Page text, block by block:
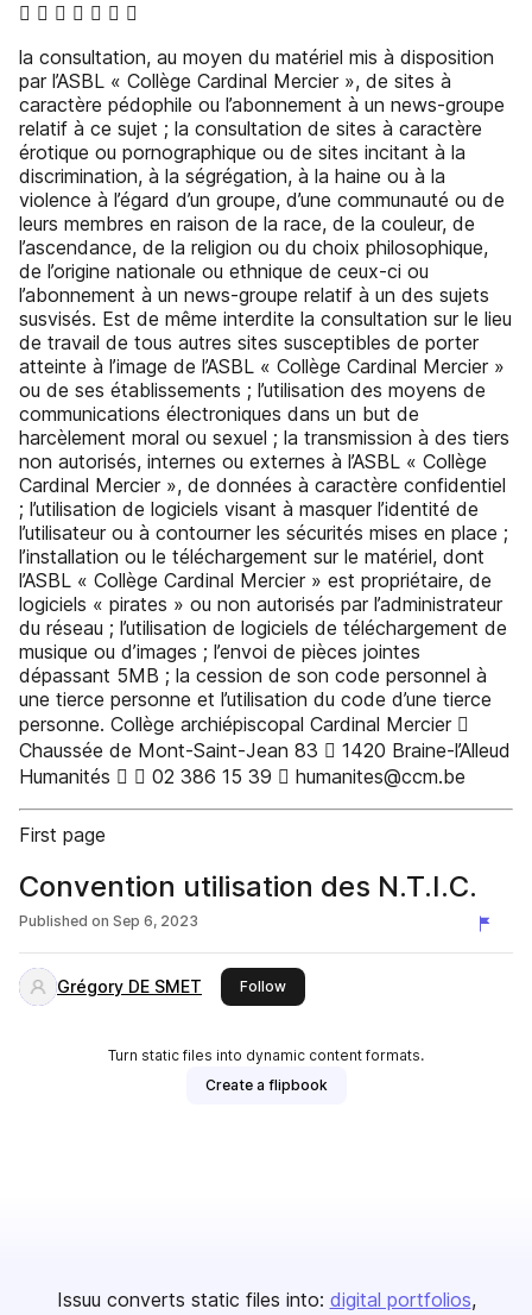
      
la consultation, au moyen du matériel mis à disposition
par l’ASBL « Collège Cardinal Mercier », de sites à
caractère pédophile ou l’abonnement à un news-groupe
relatif à ce sujet ; la consultation de sites à caractère
érotique ou pornographique ou de sites incitant à la
discrimination, à la ségrégation, à la haine ou à la
violence à l’égard d’un groupe, d’une communauté ou de
leurs membres en raison de la race, de la couleur, de
l’ascendance, de la religion ou du choix philosophique,
de l’origine nationale ou ethnique de ceux-ci ou
l’abonnement à un news-groupe relatif à un des sujets
susvisés. Est de même interdite la consultation sur le lieu
de travail de tous autres sites susceptibles de porter
atteinte à l’image de l’ASBL « Collège Cardinal Mercier »
ou de ses établissements ; l’utilisation des moyens de
communications électroniques dans un but de
harcèlement moral ou sexuel ; la transmission à des tiers
non autorisés, internes ou externes à l’ASBL « Collège
Cardinal Mercier », de données à caractère confidentiel
; l’utilisation de logiciels visant à masquer l’identité de
l’utilisateur ou à contourner les sécurités mises en place ;
l’installation ou le téléchargement sur le matériel, dont
l’ASBL « Collège Cardinal Mercier » est propriétaire, de
logiciels « pirates » ou non autorisés par l’administrateur
du réseau ; l’utilisation de logiciels de téléchargement de
musique ou d’images ; l’envoi de pièces jointes
dépassant 5MB ; la cession de son code personnel à
une tierce personne et l’utilisation du code d’une tierce
personne. Collège archiépiscopal Cardinal Mercier 
Chaussée de Mont-Saint-Jean 83  1420 Braine-l’Alleud
Humanités   02 386 15 39  humanites@ccm.be
First page
Convention utilisation des N.T.I.C.
Published on Sep 6, 2023
Grégory DE SMET Followthis publisher
Turn static files into dynamic content formats.
Create a flipbook
Issuu converts static files into: digital portfolios